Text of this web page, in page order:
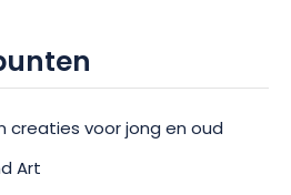
creaties voor jong en oud
Art